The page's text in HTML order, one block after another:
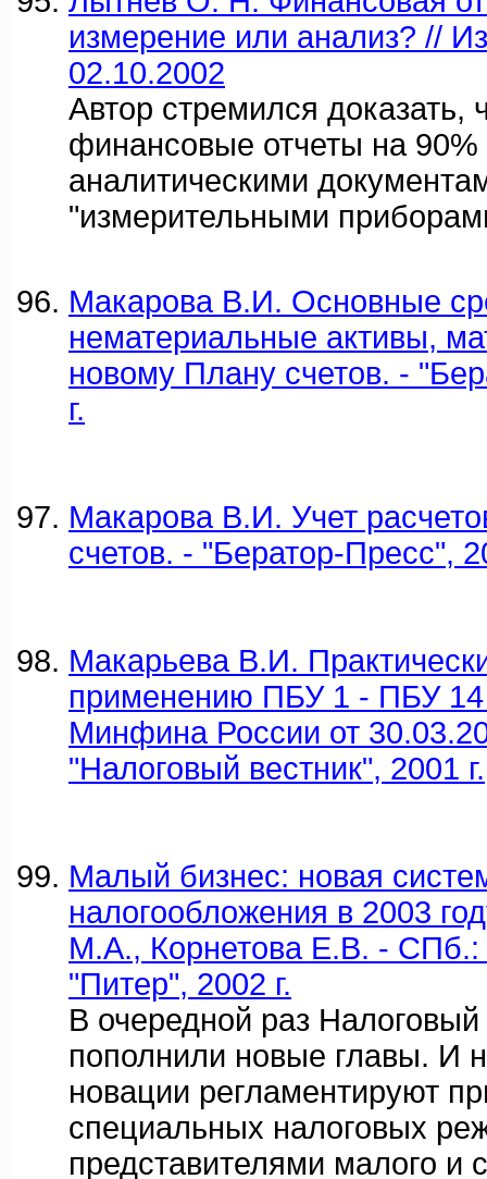
измерение или анализ? //
02.10.2002
Автор стремился доказать,
финансовые отчеты на 90%
аналитическими
"измерительными
Макарова В.И. Основные
нематериальные активы,
новому Плану счетов. -
г.
Макарова В.И. Учет
счетов. - "Бератор-Пресс",
Макарьева В.И.
применению ПБУ 1 - ПБУ 14
Минфина России от
"Налоговый вестник", 2001 г.
Малый бизнес: новая
налогообложения в 2003
М.А., Корнетова Е.В. - СПб.:
"Питер", 2002 г.
В очередной раз
пополнили новые главы. И
новации регламентируют
специальных налоговых
представителями малого и